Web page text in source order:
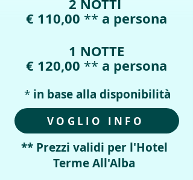
2 NOTTI
€ 110,00 ** a persona
1 NOTTE
€ 120,00 ** a persona
* in base alla disponibilità
VOGLIO INFO
** Prezzi validi per l'Hotel
Terme All'Alba